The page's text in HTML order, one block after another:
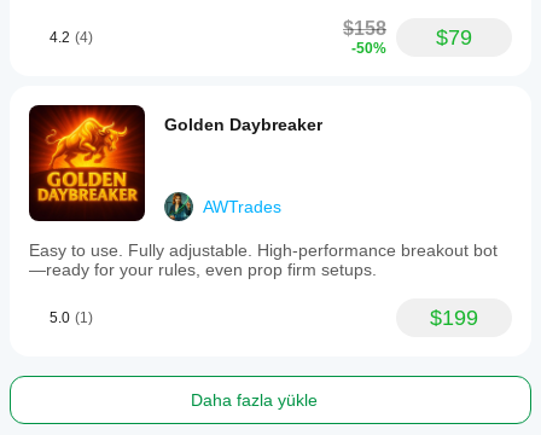
4.2 (4) $158
-50% $79
Golden Daybreaker
AWTrades
Easy to use. Fully adjustable. High-performance breakout bot
—ready for your rules, even prop firm setups.
5.0 (1) $199
Daha fazla yükle